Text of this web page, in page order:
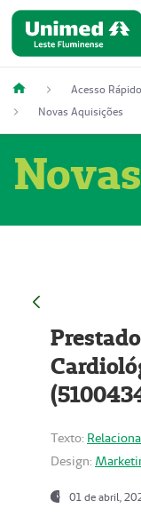
Acesso Rápido
Novas Aquisições
Texto:
Design:
01 de abril,